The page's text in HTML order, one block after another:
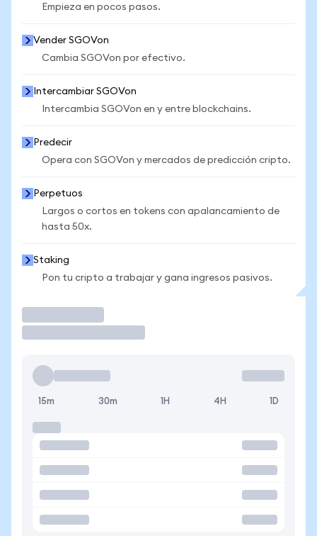
Empieza en pocos pasos.
Vender SGOVon
Cambia SGOVon por efectivo.
Intercambiar SGOVon
Intercambia SGOVon en y entre blockchains.
Predecir
Opera con SGOVon y mercados de predicción cripto.
Perpetuos
Largos o cortos en tokens con apalancamiento de
hasta 50x.
Staking
Pon tu cripto a trabajar y gana ingresos pasivos.
15m 30m 1H 4H 1D